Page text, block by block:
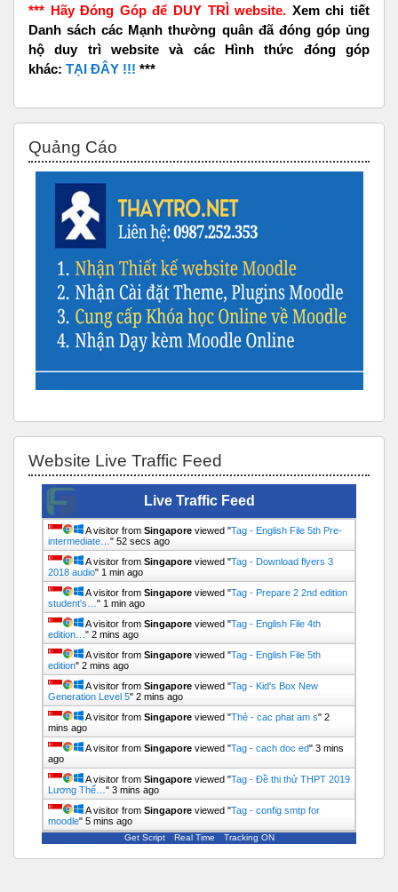
*** Hãy Đóng Góp để DUY TRÌ website. Xem chi tiết
Danh sách các Mạnh thường quân đã đóng góp ủng
hộ duy trì website và các Hình thức đóng góp
khác: TẠI ĐÂY !!! ***
Quảng Cáo
Website Live Traffic Feed
Live Traffic Feed
A visitor from Singapore viewed "Tag - English File 5th Pre-
intermediate… " 52 secs ago
A visitor from Singapore viewed "Tag - Download flyers 3
2018 audio" 1 min ago
A visitor from Singapore viewed "Tag - Prepare 2 2nd edition
student's… " 1 min ago
A visitor from Singapore viewed "Tag - English File 4th
edition… " 2 mins ago
A visitor from Singapore viewed "Tag - English File 5th
edition" 2 mins ago
A visitor from Singapore viewed "Tag - Kid's Box New
Generation Level 5" 2 mins ago
A visitor from Singapore viewed "Thẻ - cac phat am s" 2
mins ago
A visitor from Singapore viewed "Tag - cach doc ed" 3 mins
ago
A visitor from Singapore viewed "Tag - Đề thi thử THPT 2019
Lương Thế… " 3 mins ago
A visitor from Singapore viewed "Tag - config smtp for
moodle" 5 mins ago
Get Script Real Time Tracking ON